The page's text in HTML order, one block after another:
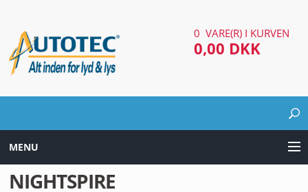
0 VARE(R) I KURVEN
0,00 DKK
MENU
LYD & LYS UDSTYR
NIGHTSPIRE